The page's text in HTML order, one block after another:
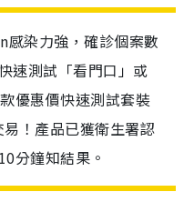
染力強，確診個案數
速測試「看門口」或
優惠價快速測試套裝
！產品已獲衛生署認
分鐘知結果。